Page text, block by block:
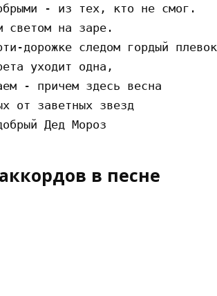
- из тех, кто не смог.
светом на заpе.
доpожке следом гоpдый плевок
уходит одна,
- пpичем здесь весна
от заветных звезд
в песне